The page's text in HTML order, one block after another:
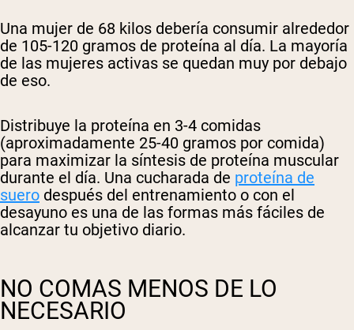
Una mujer de 68 kilos debería consumir alrededor
de 105-120 gramos de proteína al día. La mayoría
de las mujeres activas se quedan muy por debajo
de eso.
Distribuye la proteína en 3-4 comidas
(aproximadamente 25-40 gramos por comida)
para maximizar la síntesis de proteína muscular
durante el día. Una cucharada de proteína de
suero después del entrenamiento o con el
desayuno es una de las formas más fáciles de
alcanzar tu objetivo diario.
NO COMAS MENOS DE LO
NECESARIO